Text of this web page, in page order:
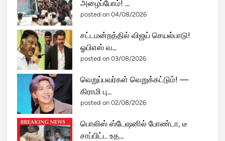
அழைப்போம்! ...
posted on 04/08/2026
சட்டமன்றத்தில் விஜய் செயல்பாடு!
ஓபிஎஸ் வ...
posted on 03/08/2026
வெறுப்பவர்கள் வெறுக்கட்டும்! —
கிராமி பு...
posted on 02/08/2026
பொலிஸ் ஸ்டேஷனில் போண்டா, டீ
சாப்பிட்ட உத...